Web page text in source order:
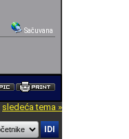
Sačuvana
sledeća tema »